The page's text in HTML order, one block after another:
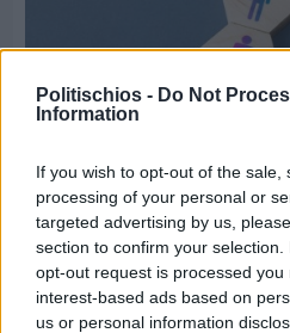
Politischios - Do Not
Information
If you wish to opt-out of the
processing of your personal or
targeted advertising by us,
section to confirm your
opt-out request is processed you
interest-based ads based on
us or personal information
Πριν 4 ημέρες
Αδειάζουν τα νησιά – Το